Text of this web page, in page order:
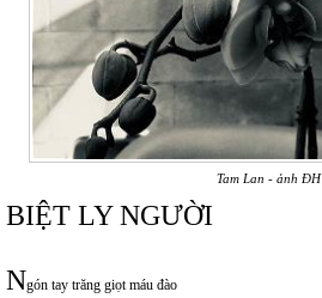
Tam Lan - ảnh ĐH
BIỆT LY NGƯỜI
Ngón tay trăng giọt máu đào